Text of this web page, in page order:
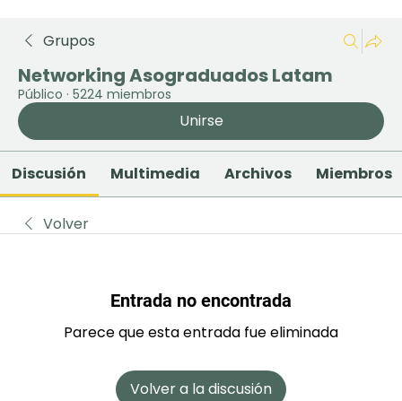
Grupos
Networking Asograduados Latam
Público · 5224 miembros
Unirse
Discusión Multimedia Archivos Miembros
Volver
Entrada no encontrada
Parece que esta entrada fue eliminada
Volver a la discusión